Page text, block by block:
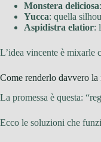
Monstera deliciosa
Yucca: quella
Aspidistra elatior:
L’idea vincente è mixarle
Come renderlo davvero
La promessa è questa:
Ecco le soluzioni che